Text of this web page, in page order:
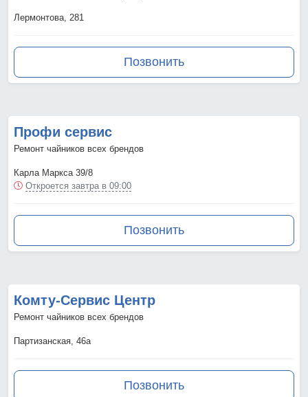
Лермонтова, 281
Позвонить
Профи сервис
Ремонт чайников всех брендов
Карла Маркса 39/8
Откроется завтра в 09:00
Позвонить
Комту-Сервис Центр
Ремонт чайников всех брендов
Партизанская, 46а
Позвонить